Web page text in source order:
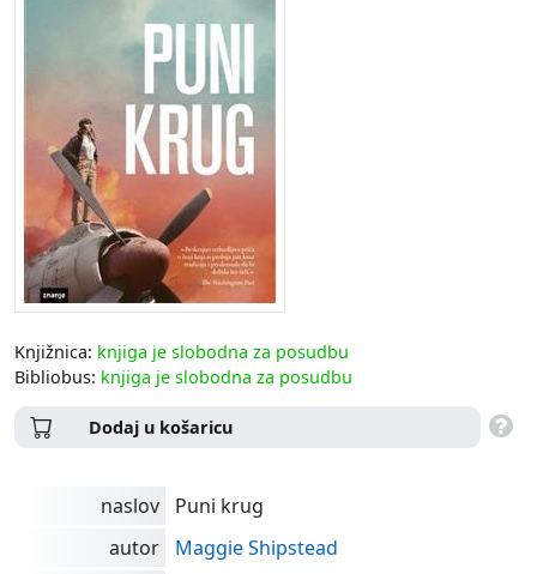
Knjižnica: knjiga je slobodna za posudbu
Bibliobus: knjiga je slobodna za posudbu
Dodaj u košaricu
naslov
Puni krug
autor
Maggie Shipstead